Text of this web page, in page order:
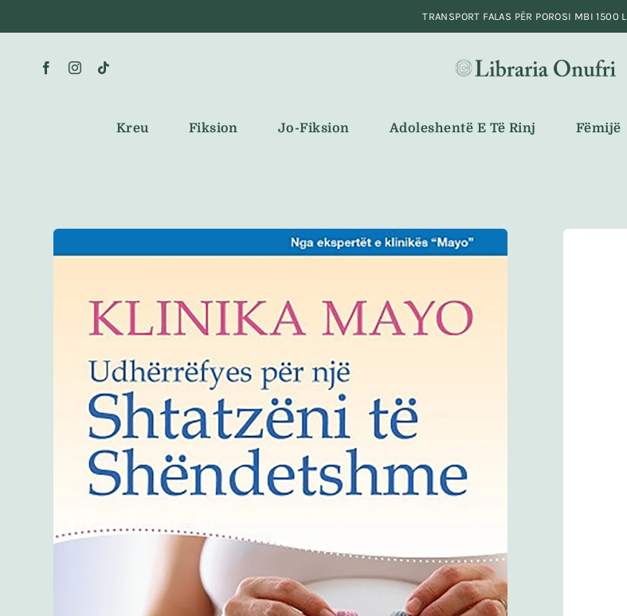
to
content
Kreu Fiksion Jo-Fiksion Adoleshentë E Të Rinj Fëmijë